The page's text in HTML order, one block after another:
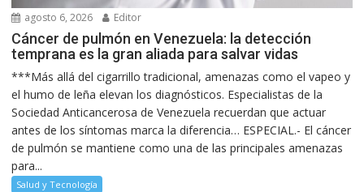
agosto 6, 2026 Editor
Cáncer de pulmón en Venezuela: la detección
temprana es la gran aliada para salvar vidas
***Más allá del cigarrillo tradicional, amenazas como el vapeo y
el humo de leña elevan los diagnósticos. Especialistas de la
Sociedad Anticancerosa de Venezuela recuerdan que actuar
antes de los síntomas marca la diferencia… ESPECIAL.- El cáncer
de pulmón se mantiene como una de las principales amenazas
para...
Salud y Tecnología